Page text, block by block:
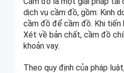
dịch vụ cầm đồ, gồm: Kinh
cầm đồ để cầm đồ. Khi tiến
Xét về bản chất, cầm đồ
khoản vay.
Theo quy định của pháp